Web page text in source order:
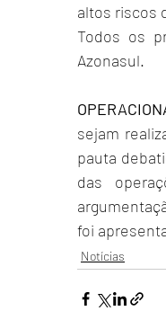
altos riscos
Todos os
Azonasul.
sejam
pauta
das
foi
Notícias